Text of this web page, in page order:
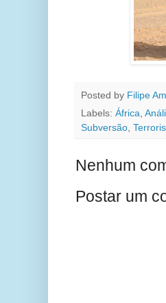
Posted by Filipe
Labels: África,
Subversão,
Nenhum
Postar um